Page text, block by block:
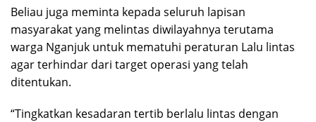
Beliau juga meminta kepada seluruh lapisan
masyarakat yang melintas diwilayahnya terutama
warga Nganjuk untuk mematuhi peraturan Lalu lintas
agar terhindar dari target operasi yang telah
ditentukan.
“Tingkatkan kesadaran tertib berlalu lintas dengan